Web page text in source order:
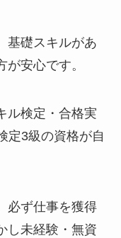
基礎スキルがあ
安心です。
ル検定・合格実
定3級の資格が自
必ず仕事を獲得
し未経験・無資